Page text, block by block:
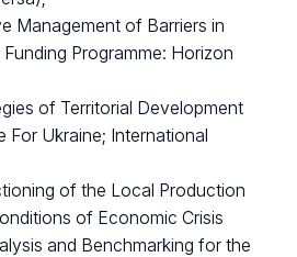
Management of Barriers in
Programme: Horizon
of Territorial Development
For Ukraine; International
of the Local Production
of Economic Crisis
and Benchmarking for the